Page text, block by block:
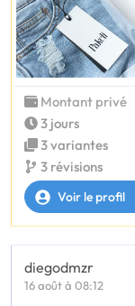
Montant privé
3 jours
3 variantes
3 révisions
Voir le profil
diegodmzr
16 août à 08:12